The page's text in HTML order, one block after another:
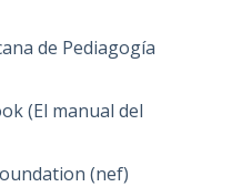
de Pediagogía
(El manual del
(nef)